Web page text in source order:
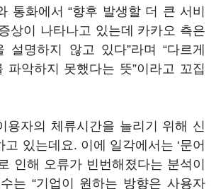
통화에서 “향후 발생할 더 큰 서비
상이 나타나고 있는데 카카오 측은
설명하지 않고 있다”라며 “다르게
파악하지 못했다는 뜻”이라고 꼬집
용자의 체류시간을 늘리기 위해 신
있는데요. 이에 일각에서는 ‘문어
인해 오류가 빈번해졌다는 분석이
는 “기업이 원하는 방향은 사용자